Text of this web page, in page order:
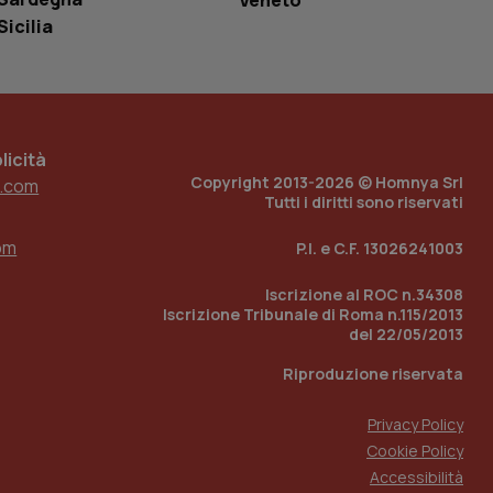
Copyright 2013-2026 © Homnya Srl
Tutti i diritti sono riservati
P.I. e C.F. 13026241003
Iscrizione al ROC n.34308
Iscrizione Tribunale di Roma n.115/2013
del 22/05/2013
Riproduzione riservata
Privacy Policy
Cookie Policy
Accessibilità
di accesso per
traccia
del sito web sta
di